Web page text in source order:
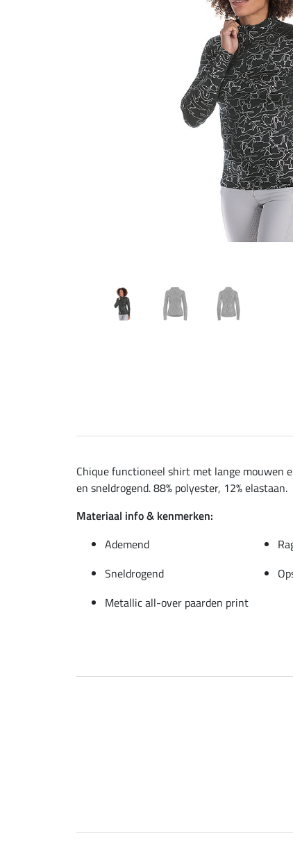
Chique functioneel shirt met lange mouwen
en sneldrogend. 88% polyester, 12% elastaan.
Materiaal info & kenmerken:
Ademend
Sneldrogend
Metallic all-over paarden print